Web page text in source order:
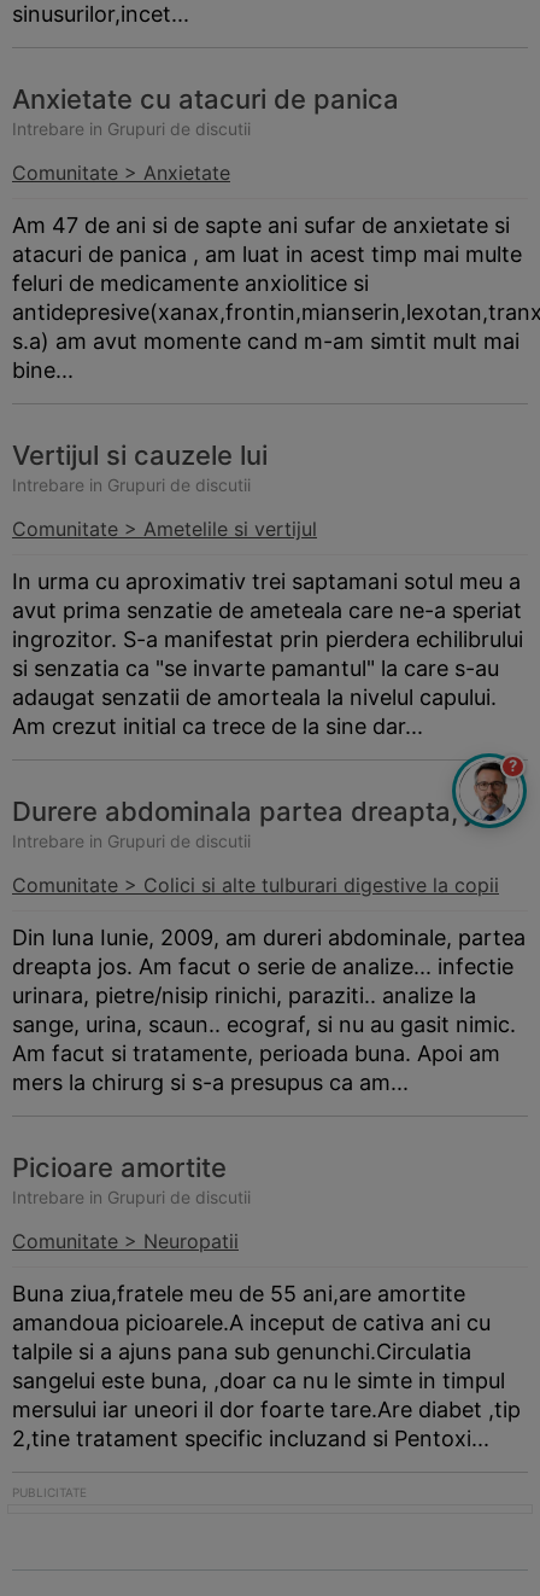
sinusurilor,incet...
Anxietate cu atacuri de panica
Intrebare in Grupuri de discutii
Comunitate > Anxietate
Am 47 de ani si de sapte ani sufar de anxietate si
atacuri de panica , am luat in acest timp mai multe
feluri de medicamente anxiolitice si
s.a) am avut momente cand m-am simtit mult mai
bine...
Vertijul si cauzele lui
Intrebare in Grupuri de discutii
Comunitate > Ametelile si vertijul
In urma cu aproximativ trei saptamani sotul meu a
avut prima senzatie de ameteala care ne-a speriat
ingrozitor. S-a manifestat prin pierdera echilibrului
si senzatia ca "se invarte pamantul" la care s-au
adaugat senzatii de amorteala la nivelul capului.
Am crezut initial ca trece de la sine dar...
Durere abdominala partea dreapta, jos
Intrebare in Grupuri de discutii
Comunitate > Colici si alte tulburari digestive la copii
Din luna Iunie, 2009, am dureri abdominale, partea
dreapta jos. Am facut o serie de analize... infectie
urinara, pietre/nisip rinichi, paraziti.. analize la
sange, urina, scaun.. ecograf, si nu au gasit nimic.
Am facut si tratamente, perioada buna. Apoi am
mers la chirurg si s-a presupus ca am...
Picioare amortite
Intrebare in Grupuri de discutii
Comunitate > Neuropatii
Buna ziua,fratele meu de 55 ani,are amortite
amandoua picioarele.A inceput de cativa ani cu
talpile si a ajuns pana sub genunchi.Circulatia
sangelui este buna, ,doar ca nu le simte in timpul
mersului iar uneori il dor foarte tare.Are diabet ,tip
2,tine tratament specific incluzand si Pentoxi...
?